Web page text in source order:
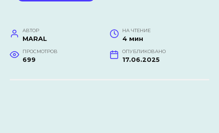
АВТОР
MARAL
НА ЧТЕНИЕ
4 мин
ПРОСМОТРОВ
699
ОПУБЛИКОВАНО
17.06.2025